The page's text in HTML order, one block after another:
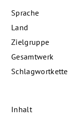
Sprache
Land
Zielgruppe
Gesamtwerk
Schlagwortkette
Inhalt